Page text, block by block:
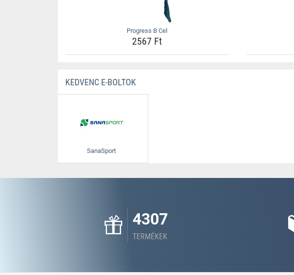
Progress B Cel
2567 Ft
KEDVENC E-BOLTOK
SanaSport
4307
TERMÉKEK